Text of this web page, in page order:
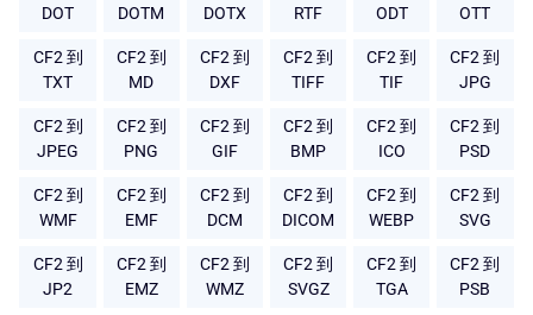
DOT
DOTM
DOTX
RTF
ODT
OTT
CF2 到
TXT
CF2 到
MD
CF2 到
DXF
CF2 到
TIFF
CF2 到
TIF
CF2 到
JPG
CF2 到
JPEG
CF2 到
PNG
CF2 到
GIF
CF2 到
BMP
CF2 到
ICO
CF2 到
PSD
CF2 到
WMF
CF2 到
EMF
CF2 到
DCM
CF2 到
DICOM
CF2 到
WEBP
CF2 到
SVG
CF2 到
JP2
CF2 到
EMZ
CF2 到
WMZ
CF2 到
SVGZ
CF2 到
TGA
CF2 到
PSB